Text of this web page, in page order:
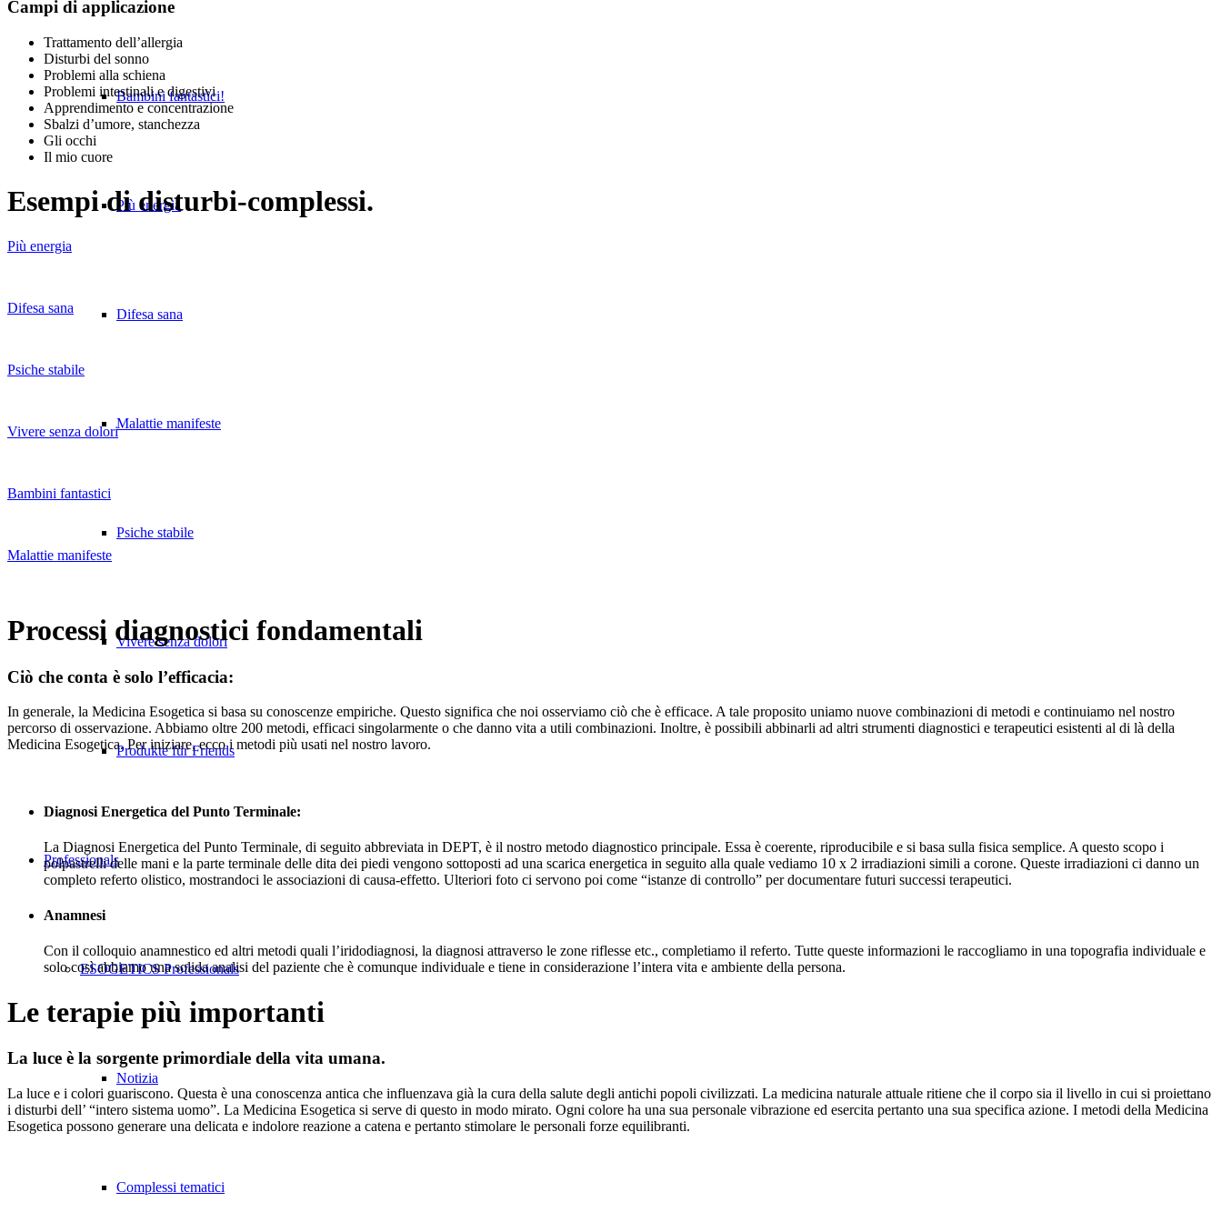
Bambini fantastici!
Più energia
Difesa sana
Malattie manifeste
Psiche stabile
Vivere senza dolori
Produkte für Friends
Professionals
ESOGETICS Professionals
Notizia
Complessi tematici
Campi di applicazione
Trattamento dell’allergia
Disturbi del sonno
Problemi alla schiena
Problemi intestinali e digestivi
Apprendimento e concentrazione
Sbalzi d’umore, stanchezza
Gli occhi
Il mio cuore
Esempi di disturbi-complessi.
Più energia
Difesa sana
Psiche stabile
Vivere senza dolori
Bambini fantastici
Malattie manifeste
Processi diagnostici fondamentali
Ciò che conta è solo l’efficacia:
In generale, la Medicina Esogetica si basa su conoscenze empiriche. Questo significa che noi osserviamo ciò che è efficace. A tale proposito uniamo nuove combinazioni di metodi e continuiamo nel nostro
percorso di osservazione. Abbiamo oltre 200 metodi, efficaci singolarmente o che danno vita a utili combinazioni. Inoltre, è possibili abbinarli ad altri strumenti diagnostici e terapeutici esistenti al di là della
Medicina Esogetica. Per iniziare, ecco i metodi più usati nel nostro lavoro.
Diagnosi Energetica del Punto Terminale:
La Diagnosi Energetica del Punto Terminale, di seguito abbreviata in DEPT, è il nostro metodo diagnostico principale. Essa è coerente, riproducibile e si basa sulla fisica semplice. A questo scopo i
polpastrelli delle mani e la parte terminale delle dita dei piedi vengono sottoposti ad una scarica energetica in seguito alla quale vediamo 10 x 2 irradiazioni simili a corone. Queste irradiazioni ci danno un
completo referto olistico, mostrandoci le associazioni di causa-effetto. Ulteriori foto ci servono poi come “istanze di controllo” per documentare futuri successi terapeutici.
Anamnesi
Con il colloquio anamnestico ed altri metodi quali l’iridodiagnosi, la diagnosi attraverso le zone riflesse etc., completiamo il referto. Tutte queste informazioni le raccogliamo in una topografia individuale e
solo così abbiamo una solida analisi del paziente che è comunque individuale e tiene in considerazione l’intera vita e ambiente della persona.
Le terapie più importanti
La luce è la sorgente primordiale della vita umana.
La luce e i colori guariscono. Questa è una conoscenza antica che influenzava già la cura della salute degli antichi popoli civilizzati. La medicina naturale attuale ritiene che il corpo sia il livello in cui si proiettano
i disturbi dell’ “intero sistema uomo”. La Medicina Esogetica si serve di questo in modo mirato. Ogni colore ha una sua personale vibrazione ed esercita pertanto una sua specifica azione. I metodi della Medicina
Esogetica possono generare una delicata e indolore reazione a catena e pertanto stimolare le personali forze equilibranti.